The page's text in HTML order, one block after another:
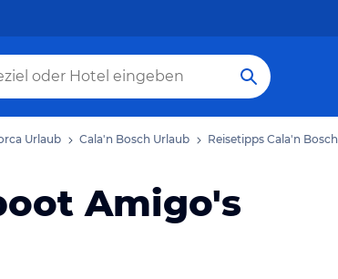
Urlaub Cala'n Bosch Urlaub Reisetipps Cala'n Bosch
Amigo's